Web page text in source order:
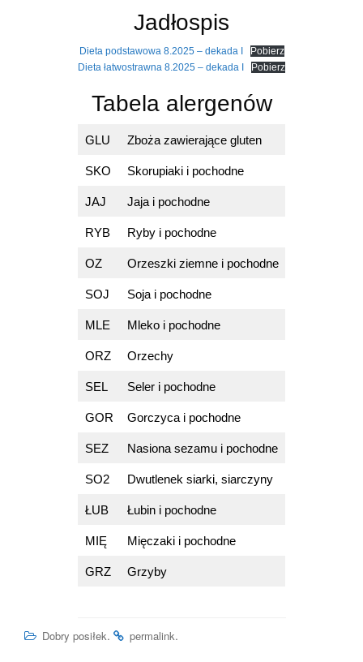
Jadłospis
Dieta podstawowa 8.2025 – dekada I
Pobierz
Dieta łatwostrawna 8.2025 – dekada I
Pobierz
Tabela alergenów
GLU Zboża zawierające gluten
SKO Skorupiaki i pochodne
JAJ Jaja i pochodne
RYB Ryby i pochodne
OZ Orzeszki ziemne i pochodne
SOJ Soja i pochodne
MLE Mleko i pochodne
ORZ Orzechy
SEL Seler i pochodne
GOR Gorczyca i pochodne
SEZ Nasiona sezamu i pochodne
SO2 Dwutlenek siarki, siarczyny
ŁUB Łubin i pochodne
MIĘ Mięczaki i pochodne
GRZ Grzyby
Dobry posiłek. permalink.